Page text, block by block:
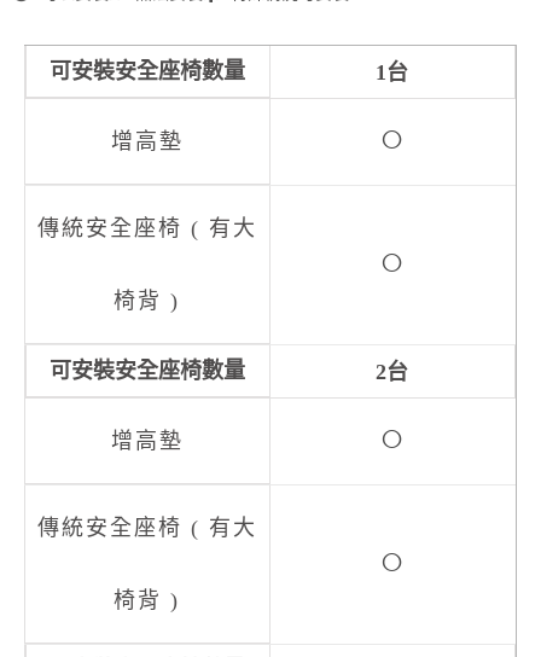
1台
○
○
2台
○
○